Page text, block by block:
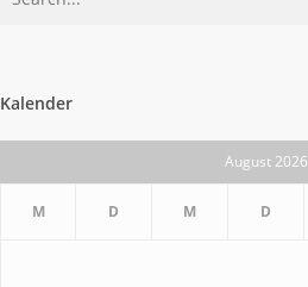
Kalender
August 2026
M D M D